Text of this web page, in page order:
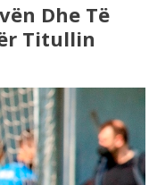
Dhe Të
Titullin